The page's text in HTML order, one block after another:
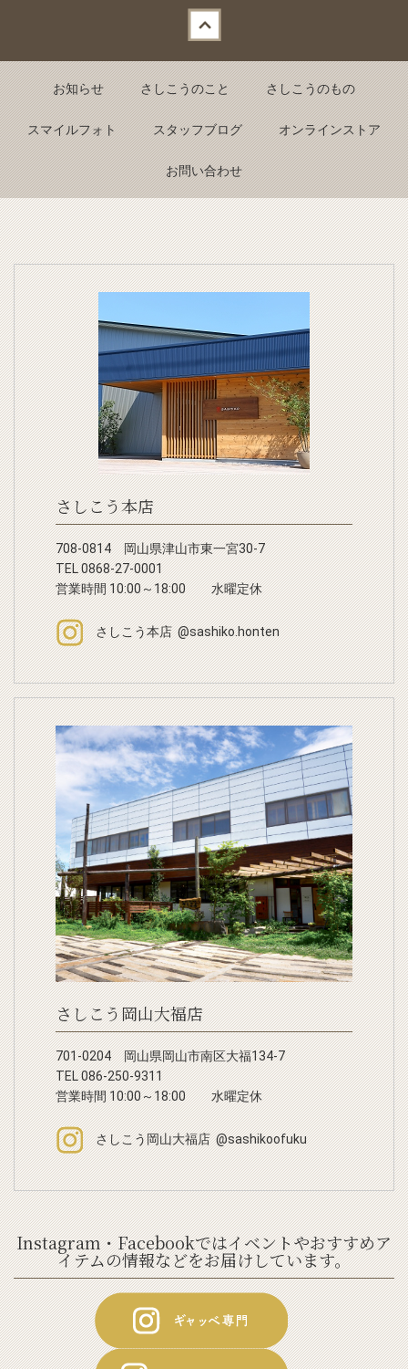
お知らせ さしこうのこと さしこうのもの
スマイルフォト スタッフブログ オンラインストア
お問い合わせ
さしこう本店
708-0814 岡山県津山市東一宮30-7
TEL 0868-27-0001
営業時間 10:00～18:00 水曜定休
さしこう本店 @sashiko.honten
さしこう岡山大福店
701-0204 岡山県岡山市南区大福134-7
TEL 086-250-9311
営業時間 10:00～18:00 水曜定休
さしこう岡山大福店 @sashikoofuku
Instagram・Facebookではイベントやおすすめア
イテムの情報などをお届けしています。
Back to top